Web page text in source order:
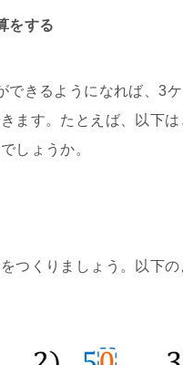
をする
できるようになれば、3
ます。たとえば、以下
しょうか。
つくりましょう。以下の